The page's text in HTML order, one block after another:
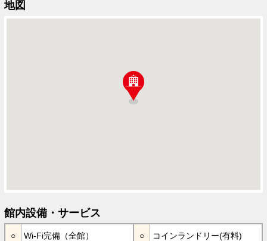
地図
館内設備・サービス
Wi-Fi完備（全館） コインランドリー(有料)